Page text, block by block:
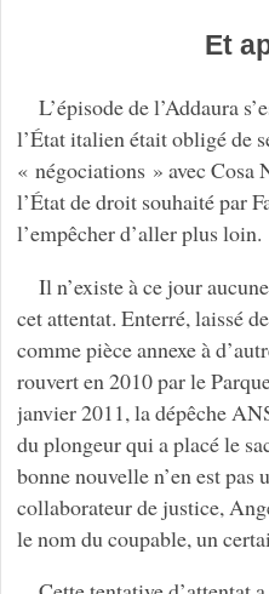
Et
L’épisode de l’Addaura
l’État italien était obligé de
« négociations » avec Cosa
l’État de droit souhaité par
l’empêcher d’aller plus loin.
Il n’existe à ce jour
cet attentat. Enterré, laissé
comme pièce annexe à
rouvert en 2010 par le
janvier 2011, la dépêche
du plongeur qui a placé le
bonne nouvelle n’en est pas
collaborateur de justice,
le nom du coupable, un